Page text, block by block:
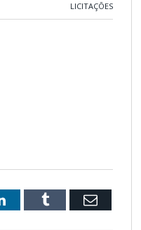
LICITAÇÕES
LinkedInTumblr Email